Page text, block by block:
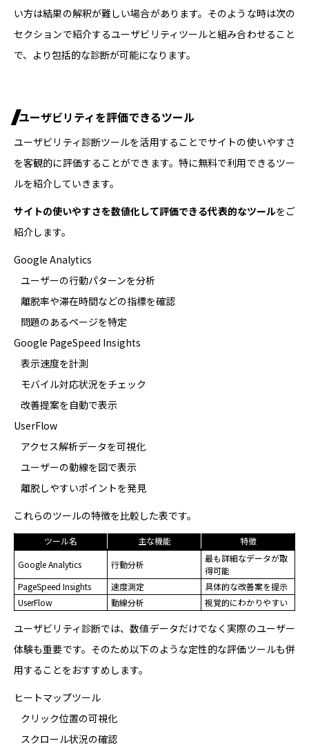
い方は結果の解釈が難しい場合があります。そのような時は次の
セクションで紹介するユーザビリティツールと組み合わせること
で、より包括的な診断が可能になります。
ユーザビリティを評価できるツール
ユーザビリティ診断ツールを活用することでサイトの使いやすさ
を客観的に評価することができます。特に無料で利用できるツー
ルを紹介していきます。
サイトの使いやすさを数値化して評価できる代表的なツールをご
紹介します。
Google Analytics
ユーザーの行動パターンを分析
離脱率や滞在時間などの指標を確認
問題のあるページを特定
Google PageSpeed Insights
表示速度を計測
モバイル対応状況をチェック
改善提案を自動で表示
UserFlow
アクセス解析データを可視化
ユーザーの動線を図で表示
離脱しやすいポイントを発見
これらのツールの特徴を比較した表です。
ツール名 主な機能
特徴
Google Analytics
行動分析
最も詳細なデータが取
得可能
PageSpeed Insights
速度測定
具体的な改善案を提示
UserFlow
動線分析 視覚的にわかりやすい
ユーザビリティ診断では、数値データだけでなく実際のユーザー
体験も重要です。そのため以下のような定性的な評価ツールも併
用することをおすすめします。
ヒートマップツール
クリック位置の可視化
スクロール状況の確認